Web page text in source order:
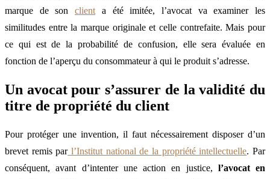
marque de sonclienta été imitée, l’avocat va examiner les
similitudes entre la marque originale et celle contrefaite. Mais pour
ce qui est de la probabilité de confusion, elle sera évaluée en
fonction de l’aperçu du consommateur à qui le produit s’adresse.
Un avocat pour s’assurer de la validité du
titre de propriété du client
Pour protéger une invention, il faut nécessairement disposer d’un
brevet remis parl’Institut national de la propriété intellectuelle. Par
conséquent, avant d’intenter une action en justice, l’avocat en